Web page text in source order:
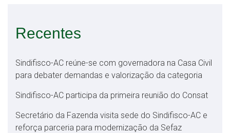
Recentes
Sindifisco-AC reúne-se com governadora na Casa Civil
para debater demandas e valorização da categoria
Sindifisco-AC participa da primeira reunião do Consat
Secretário da Fazenda visita sede do Sindifisco-AC e
reforça parceria para modernização da Sefaz